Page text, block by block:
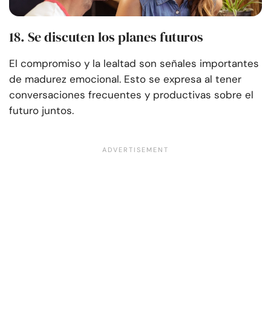
18. Se discuten los planes futuros
El compromiso y la lealtad son señales importantes
de madurez emocional. Esto se expresa al tener
conversaciones frecuentes y productivas sobre el
futuro juntos.